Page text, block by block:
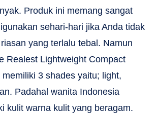
Produk ini memang sangat
sehari-hari jika Anda tidak
yang terlalu tebal. Namun
Realest Lightweight Compact
3 shades yaitu; light,
Padahal wanita Indonesia
kulit warna kulit yang beragam.